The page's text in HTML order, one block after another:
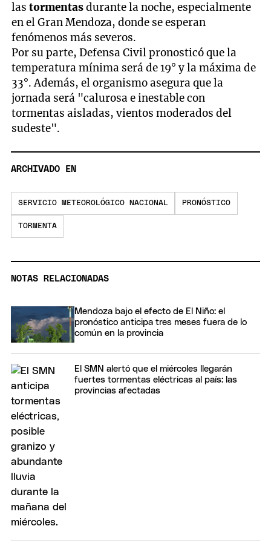
lastormentasdurante la noche, especialmente
en el Gran Mendoza, donde se esperan
fenómenos más severos.
Por su parte, Defensa Civil pronosticó que la
temperatura mínima será de 19° y la máxima de
33°. Además, el organismo asegura que la
jornada será "calurosa e inestable con
tormentas aisladas, vientos moderados del
sudeste".
ARCHIVADO EN
SERVICIO METEOROLÓGICO NACIONAL PRONÓSTICO
TORMENTA
NOTAS RELACIONADAS
Mendoza bajo el efecto de El Niño: el
pronóstico anticipa tres meses fuera de lo
común en la provincia
El SMN alertó que el miércoles llegarán
fuertes tormentas eléctricas al país: las
provincias afectadas